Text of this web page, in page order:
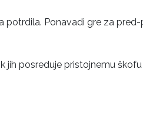
potrdila. Ponavadi gre za
jih posreduje pristojnemu